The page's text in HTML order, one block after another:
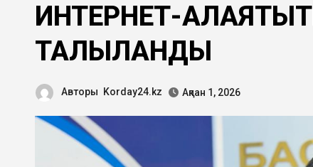
ИНТЕРНЕТ-
ТАЛҚЫЛАНДЫ
Авторы Korday24.kz Ақпан 1, 2026